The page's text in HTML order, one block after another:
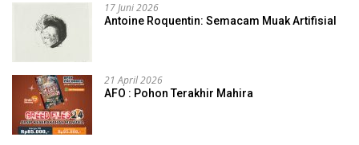
17 Juni 2026
Antoine Roquentin: Semacam Muak Artifisial
21 April 2026
AFO : Pohon Terakhir Mahira